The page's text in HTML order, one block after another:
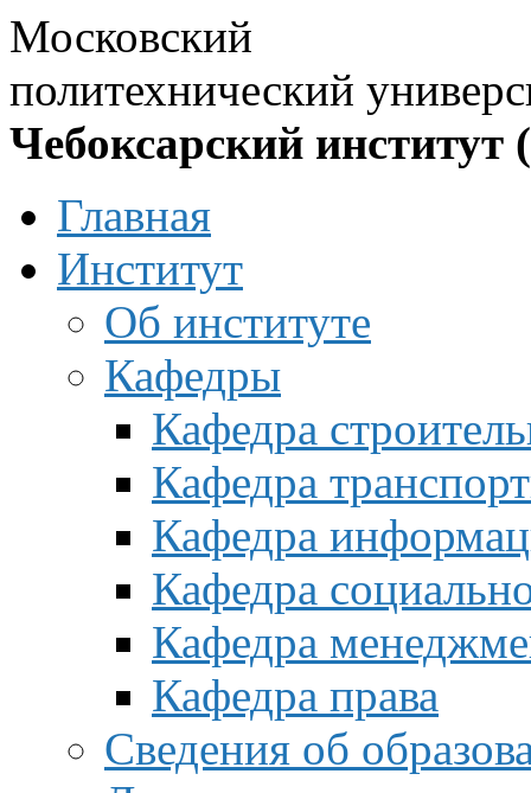
Московский
политехнический
Чебоксарский институт
Главная
Институт
Об институте
Кафедры
Кафедра
Кафедра
Кафедра
Кафедра
Кафедра
Кафедра права
Сведения об